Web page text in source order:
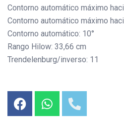
Contorno automático máximo
Contorno automático máximo
Contorno automático: 10°
Rango Hilow: 33,66 cm
Trendelenburg/inverso: 11